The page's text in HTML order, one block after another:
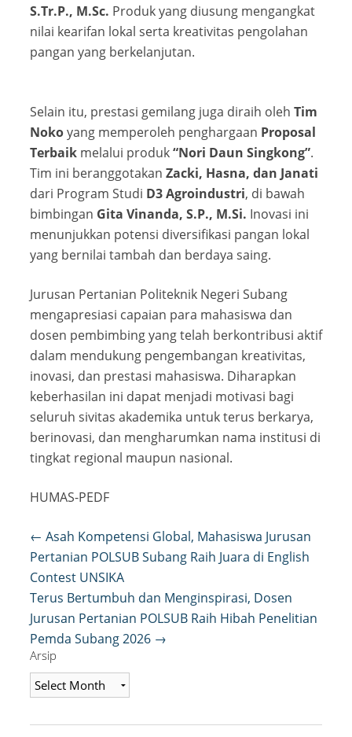
S.Tr.P., M.Sc. Produk yang diusung mengangkat
nilai kearifan lokal serta kreativitas pengolahan
pangan yang berkelanjutan.
Selain itu, prestasi gemilang juga diraih oleh Tim
Nokoyang memperoleh penghargaan Proposal
Terbaikmelalui produk“Nori Daun Singkong”.
Tim ini beranggotakan Zacki, Hasna, dan Janati
dari Program Studi D3 Agroindustri, di bawah
bimbingan Gita Vinanda, S.P., M.Si. Inovasi ini
menunjukkan potensi diversifikasi pangan lokal
yang bernilai tambah dan berdaya saing.
Jurusan Pertanian Politeknik Negeri Subang
mengapresiasi capaian para mahasiswa dan
dosen pembimbing yang telah berkontribusi aktif
dalam mendukung pengembangan kreativitas,
inovasi, dan prestasi mahasiswa. Diharapkan
keberhasilan ini dapat menjadi motivasi bagi
seluruh sivitas akademika untuk terus berkarya,
berinovasi, dan mengharumkan nama institusi di
tingkat regional maupun nasional.
HUMAS-PEDF
Post
navigation
← Asah Kompetensi Global, Mahasiswa Jurusan
Pertanian POLSUB Subang Raih Juara di English
Contest UNSIKA
Terus Bertumbuh dan Menginspirasi, Dosen
Jurusan Pertanian POLSUB Raih Hibah Penelitian
Pemda Subang 2026 →
Arsip
Arsip